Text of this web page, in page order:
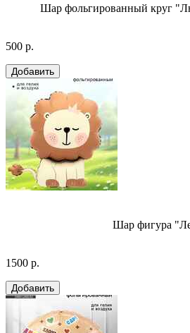
Шар фольгированный круг
500 р.
Шар фигура
1500 р.